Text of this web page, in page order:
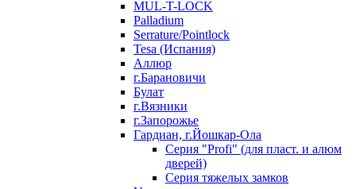
MUL-T-LOCK
Palladium
Serrature/Pointlock
Tesa (Испания)
Аллюр
г.Барановичи
Булат
г.Вязники
г.Запорожье
Гардиан, г.Йошкар-Ола
Серия "Profi" (для пласт. и алюм
дверей)
Серия тяжелых замков